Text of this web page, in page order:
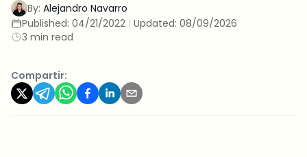
By: Alejandro Navarro
Published: 04/21/2022 | Updated: 08/09/2026
3 min read
Compartir: